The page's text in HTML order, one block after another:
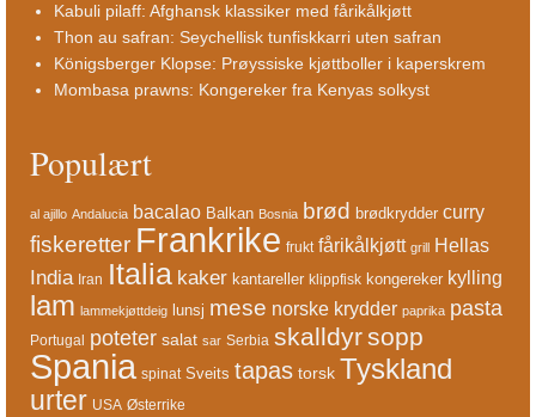
Kabuli pilaff: Afghansk klassiker med fårikålkjøtt
Thon au safran: Seychellisk tunfiskkarri uten safran
Königsberger Klopse: Prøyssiske kjøttboller i kaperskrem
Mombasa prawns: Kongereker fra Kenyas solkyst
Populært
al ajillo Andalucia bacalao Balkan Bosnia brød brødkrydder curry
fiskeretter Frankrike frukt fårikålkjøtt grill Hellas
India Iran Italia kaker kantareller klippfisk kongereker kylling
lam lammekjøttdeig lunsj mese norske krydder paprika pasta
Portugal poteter salat sar Serbia skalldyrsopp
Spania spinat Sveits tapas torsk Tyskland
urter USA Østerrike